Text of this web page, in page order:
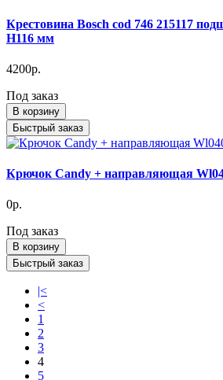
Крестовина Bosch cod 746 215117
H116 мм
4200р.
Под заказ
В корзину
Быстрый заказ
Крючок Candy + направляющая
0р.
Под заказ
В корзину
Быстрый заказ
|<
<
1
2
3
4
5